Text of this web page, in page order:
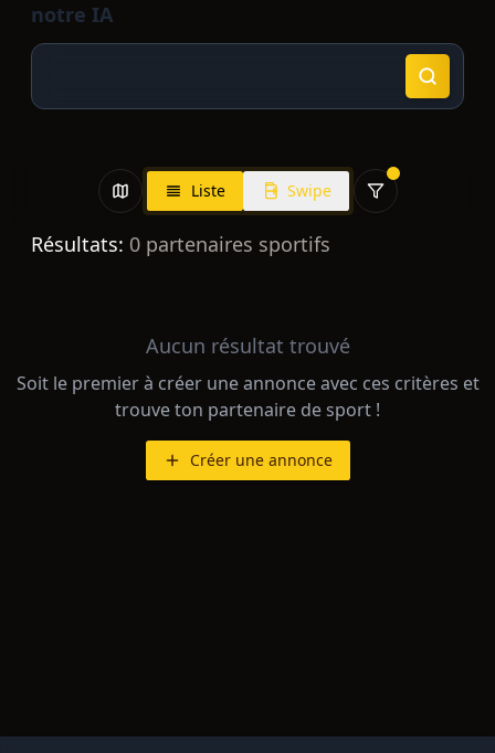
notre IA
Liste Swipe
Résultats: 0 partenaires sportifs
Aucun résultat trouvé
Soit le premier à créer une annonce avec ces critères et
trouve ton partenaire de sport !
Créer une annonce